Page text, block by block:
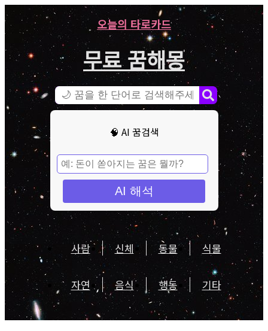
오늘의 타로카드
무료 꿈해몽
🧠 AI 꿈검색
AI 해석
사람 신체 동물 식물
자연 음식 행동 기타